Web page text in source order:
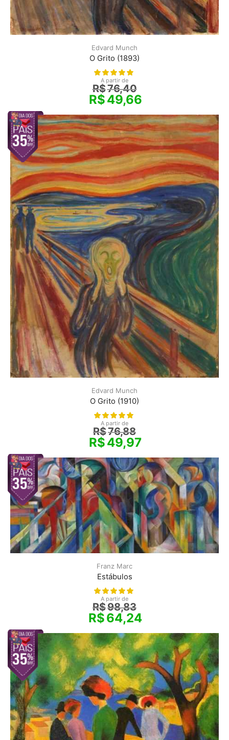
Edvard Munch
O Grito (1893)
A partir de
R$76,40
R$49,66
Edvard Munch
O Grito (1910)
A partir de
R$76,88
R$49,97
Franz Marc
Estábulos
A partir de
R$98,83
R$64,24